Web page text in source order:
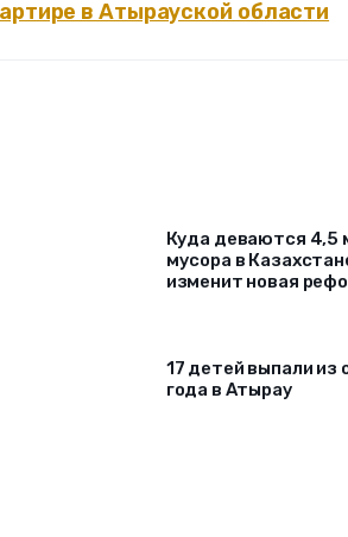
в Атырауской области
Куда деваются 4,5
мусора в
изменит новая
17 детей выпали из
года в Атырау